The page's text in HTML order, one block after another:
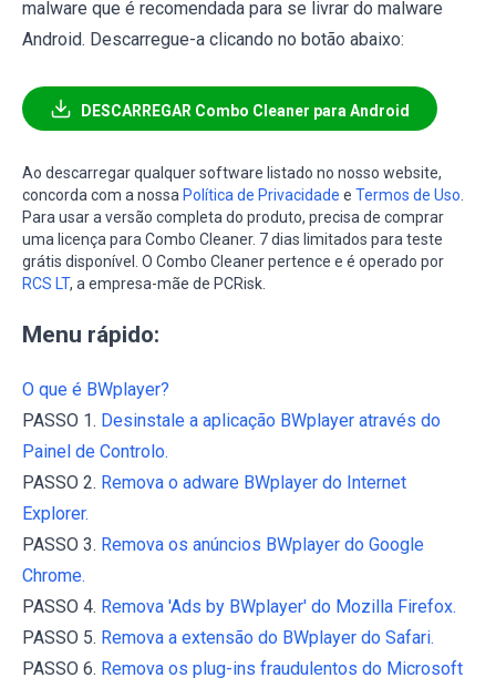
malware que é recomendada para se livrar do malware
Android. Descarregue-a clicando no botão abaixo:
DESCARREGAR Combo Cleaner para Android
Ao descarregar qualquer software listado no nosso website,
concorda com a nossa Política de Privacidade e Termos de Uso
Para usar a versão completa do produto, precisa de comprar
uma licença para Combo Cleaner. 7 dias limitados para teste
grátis disponível. O Combo Cleaner pertence e é operado por
RCS LT, a empresa-mãe de PCRisk.
Menu rápido:
O que é BWplayer?
PASSO 1. Desinstale a aplicação BWplayer através do
Painel de Controlo.
PASSO 2. Remova o adware BWplayer do Internet
Explorer.
PASSO 3. Remova os anúncios BWplayer do Google
Chrome.
PASSO 4. Remova 'Ads by BWplayer' do Mozilla Firefox.
PASSO 5. Remova a extensão do BWplayer do Safari.
PASSO 6. Remova os plug-ins fraudulentos do Microsoft